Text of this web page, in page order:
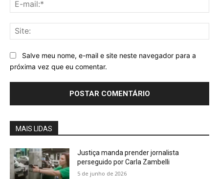
Salve meu nome, e-mail e site neste navegador para a
próxima vez que eu comentar.
MAIS LIDAS
Justiça manda prender jornalista
perseguido por Carla Zambelli
5 de junho de 2026